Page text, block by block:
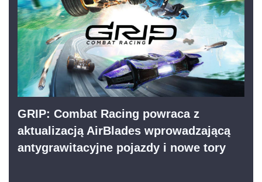
GRIP: Combat Racing powraca z
aktualizacją AirBlades wprowadzającą
antygrawitacyjne pojazdy i nowe tory